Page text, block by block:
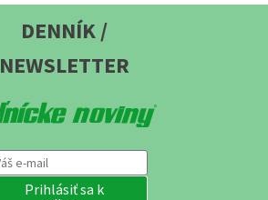
DENNÍK /
NEWSLETTER
Prihlásiť sa k